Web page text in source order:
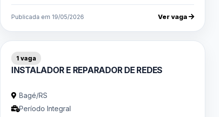
Publicada em 19/05/2026 Ver vaga
1 vaga
INSTALADOR E REPARADOR DE REDES
Bagé/RS
Período Integral